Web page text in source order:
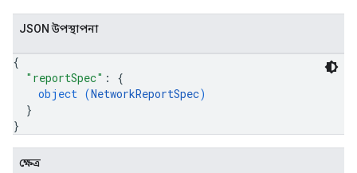
JSON উপস্থাপনা
{
"reportSpec" : {
object (NetworkReportSpec)
}
}
ক্ষেত্র